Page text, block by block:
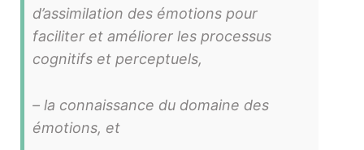
d’assimilation des émotions pour
faciliter et améliorer les processus
cognitifs et perceptuels,
– la connaissance du domaine des
émotions, et